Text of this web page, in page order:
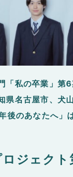
「私の卒業」第
県名古屋市、犬
後のあなたへ」
ジェク